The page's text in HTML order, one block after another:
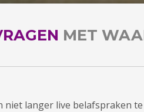
MET
langer live belafspraken